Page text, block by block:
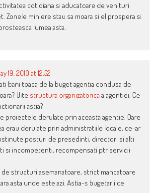
cotidiana si aducatoare de venituri
Zonele miniere stau sa moara si el prospera si
lumea asta.
19, 2010 at 12:52
bani toaca de la buget agentia condusa de
Uite structura organizatorica a agentiei. Ce
astia?
proiectele derulate prin aceasta agentie. Oare
erau derulate prin administratiile locale, ce-ar
posturi de presedinti, directori si alti
si incompetenti, recompensati ptr servicii
de structuri asemanatoare, strict mancatoare
asta unde este azi. Astia-s bugetarii ce